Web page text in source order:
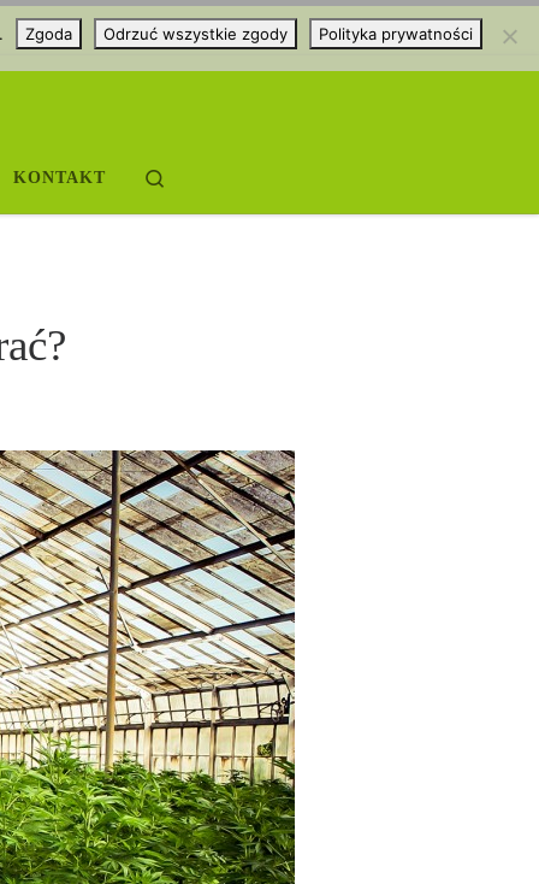
KONTAKT
Zgoda Odrzuć wszystkie zgody Polityka prywatności